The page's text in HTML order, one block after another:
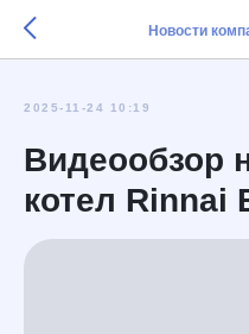
Новости
2025-11-24 10:19
Видеообзор
котел Rinnai